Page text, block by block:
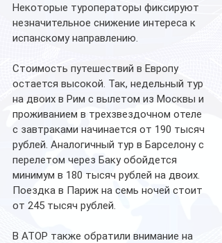
Некоторые туроператоры фиксируют
незначительное снижение интереса к
испанскому направлению.
Стоимость путешествий в Европу
остается высокой. Так, недельный тур
на двоих в Рим с вылетом из Москвы и
проживанием в трехзвездочном отеле
с завтраками начинается от 190 тысяч
рублей. Аналогичный тур в Барселону с
перелетом через Баку обойдется
минимум в 180 тысяч рублей на двоих.
Поездка в Париж на семь ночей стоит
от 245 тысяч рублей.
В АТОР также обратили внимание на